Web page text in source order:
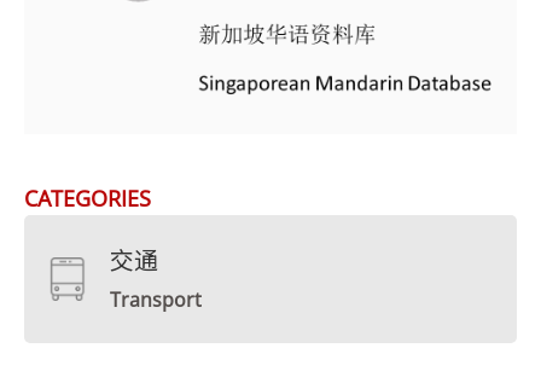
CATEGORIES
交通
Transport